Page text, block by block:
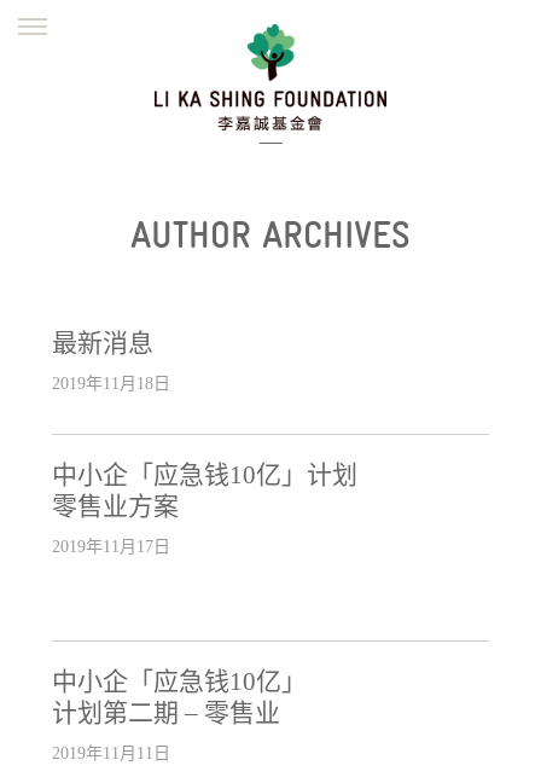
並肩同行
繁體
AUTHOR ARCHIVES
最新消息
2019年11月18日
中小企「应急钱10亿」计划
零售业方案
2019年11月17日
中小企「应急钱10亿」
计划第二期 – 零售业
2019年11月11日